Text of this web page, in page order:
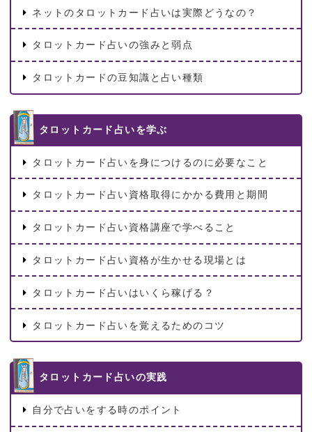
ネットのタロットカード占いは実際どうなの？
タロットカード占いの強みと弱点
タロットカードの豆知識と占い種類
タロットカード占いを学ぶ
タロットカード占いを身につけるのに必要なこと
タロットカード占い資格取得にかかる費用と期間
タロットカード占い資格講座で学べること
タロットカード占い資格が生かせる現場とは
タロットカード占いはいくら稼げる？
タロットカード占いを覚えるためのコツ
タロットカード占いの実践
自分で占いをする時のポイント